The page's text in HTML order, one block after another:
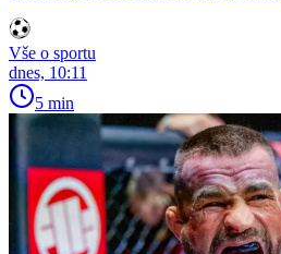
Vše o sportu
dnes, 10:11
5 min